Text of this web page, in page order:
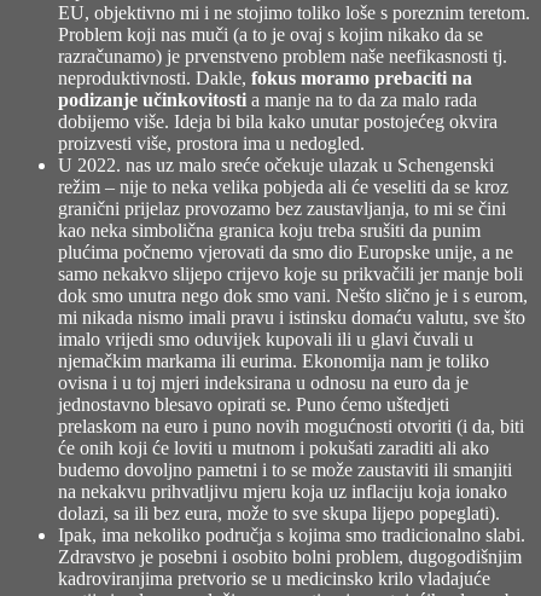
EU, objektivno mi i ne stojimo toliko loše s poreznim teretom.
Problem koji nas muči (a to je ovaj s kojim nikako da se
razračunamo) je prvenstveno problem naše neefikasnosti tj.
neproduktivnosti. Dakle, fokus moramo prebaciti na
podizanje učinkovitosti a manje na to da za malo rada
dobijemo više. Ideja bi bila kako unutar postojećeg okvira
proizvesti više, prostora ima u nedogled.
U 2022. nas uz malo sreće očekuje ulazak u Schengenski
režim – nije to neka velika pobjeda ali će veseliti da se kroz
granični prijelaz provozamo bez zaustavljanja, to mi se čini
kao neka simbolična granica koju treba srušiti da punim
plućima počnemo vjerovati da smo dio Europske unije, a ne
samo nekakvo slijepo crijevo koje su prikvačili jer manje boli
dok smo unutra nego dok smo vani. Nešto slično je i s eurom,
mi nikada nismo imali pravu i istinsku domaću valutu, sve što
imalo vrijedi smo oduvijek kupovali ili u glavi čuvali u
njemačkim markama ili eurima. Ekonomija nam je toliko
ovisna i u toj mjeri indeksirana u odnosu na euro da je
jednostavno blesavo opirati se. Puno ćemo uštedjeti
prelaskom na euro i puno novih mogućnosti otvoriti (i da, biti
će onih koji će loviti u mutnom i pokušati zaraditi ali ako
budemo dovoljno pametni i to se može zaustaviti ili smanjiti
na nekakvu prihvatljivu mjeru koja uz inflaciju koja ionako
dolazi, sa ili bez eura, može to sve skupa lijepo popeglati).
Ipak, ima nekoliko područja s kojima smo tradicionalno slabi.
Zdravstvo je posebni i osobito bolni problem, dugogodišnjim
kadroviranjima pretvorio se u medicinsko krilo vladajuće